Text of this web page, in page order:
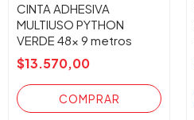
CINTA ADHESIVA
MULTIUSO PYTHON
VERDE 48x 9 metros
$13.570,00